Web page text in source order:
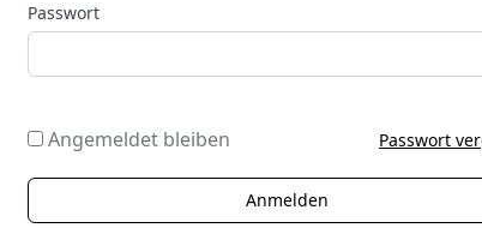
Passwort
Angemeldet bleiben Passwort